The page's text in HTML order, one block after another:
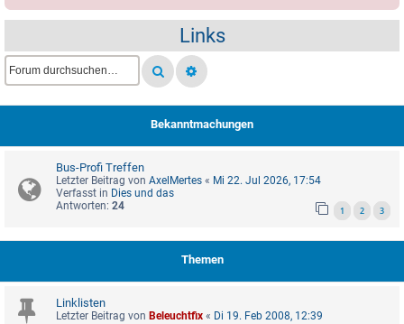
Links
Bekanntmachungen
Bus-Profi Treffen
Letzter Beitrag von AxelMertes « Mi 22. Jul 2026, 17:54
Verfasst in Dies und das
Antworten: 24 1 2 3
Themen
Linklisten
Letzter Beitrag von Beleuchtfix « Di 19. Feb 2008, 12:39